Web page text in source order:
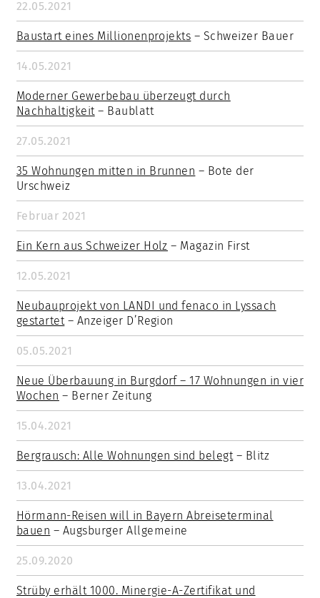
22.05.2021
Baustart eines Millionenprojekts – Schweizer Bauer
14.05.2021
Moderner Gewerbebau überzeugt durch
Nachhaltigkeit– Baublatt
27.05.2021
35 Wohnungen mitten in Brunnen – Bote der
Urschweiz
Februar 2021
Ein Kern aus Schweizer Holz – Magazin First
12.05.2021
Neubauprojekt von LANDI und fenaco in Lyssach
gestartet– Anzeiger D’Region
05.05.2021
Neue Überbauung in Burgdorf – 17 Wohnungen in vier
Wochen – Berner Zeitung
15.04.2021
Bergrausch: Alle Wohnungen sind belegt– Blitz
13.04.2021
Hörmann-Reisen will in Bayern Abreiseterminal
bauen – Augsburger Allgemeine
25.09.2020
Strüby erhält 1000. Minergie-A-Zertifikat und